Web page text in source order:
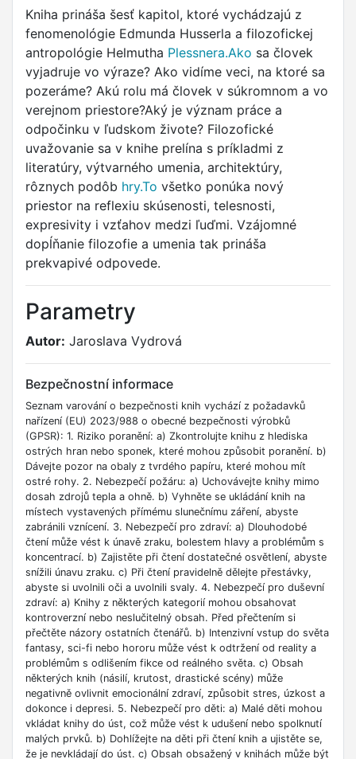
Kniha prináša šesť kapitol, ktoré vychádzajú z
fenomenológie Edmunda Husserla a filozofickej
antropológie Helmutha Plessnera.Ako sa človek
vyjadruje vo výraze? Ako vidíme veci, na ktoré sa
pozeráme? Akú rolu má človek v súkromnom a vo
verejnom priestore?Aký je význam práce a
odpočinku v ľudskom živote? Filozofické
uvažovanie sa v knihe prelína s príkladmi z
literatúry, výtvarného umenia, architektúry,
rôznych podôb hry.To všetko ponúka nový
priestor na reflexiu skúsenosti, telesnosti,
expresivity i vzťahov medzi ľuďmi. Vzájomné
dopĺňanie filozofie a umenia tak prináša
prekvapivé odpovede.
Parametry
Autor: Jaroslava Vydrová
Bezpečnostní informace
Seznam varování o bezpečnosti knih vychází z požadavků
nařízení (EU) 2023/988 o obecné bezpečnosti výrobků
(GPSR): 1. Riziko poranění: a) Zkontrolujte knihu z hlediska
ostrých hran nebo sponek, které mohou způsobit poranění. b)
Dávejte pozor na obaly z tvrdého papíru, které mohou mít
ostré rohy. 2. Nebezpečí požáru: a) Uchovávejte knihy mimo
dosah zdrojů tepla a ohně. b) Vyhněte se ukládání knih na
místech vystavených přímému slunečnímu záření, abyste
zabránili vznícení. 3. Nebezpečí pro zdraví: a) Dlouhodobé
čtení může vést k únavě zraku, bolestem hlavy a problémům s
koncentrací. b) Zajistěte při čtení dostatečné osvětlení, abyste
snížili únavu zraku. c) Při čtení pravidelně dělejte přestávky,
abyste si uvolnili oči a uvolnili svaly. 4. Nebezpečí pro duševní
zdraví: a) Knihy z některých kategorií mohou obsahovat
kontroverzní nebo neslučitelný obsah. Před přečtením si
přečtěte názory ostatních čtenářů. b) Intenzivní vstup do světa
fantasy, sci-fi nebo hororu může vést k odtržení od reality a
problémům s odlišením fikce od reálného světa. c) Obsah
některých knih (násilí, krutost, drastické scény) může
negativně ovlivnit emocionální zdraví, způsobit stres, úzkost a
dokonce i depresi. 5. Nebezpečí pro děti: a) Malé děti mohou
vkládat knihy do úst, což může vést k udušení nebo spolknutí
malých prvků. b) Dohlížejte na děti při čtení knih a ujistěte se,
že je nevkládají do úst. c) Obsah obsažený v knihách může být